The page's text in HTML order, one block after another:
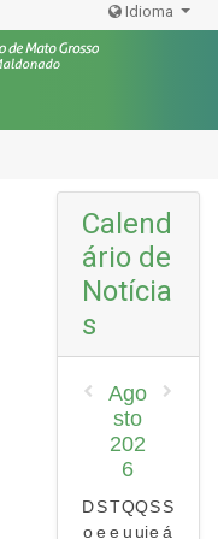
Idioma
Calend
ário de
Notícia
s
Ago
sto
202
6
D
o
S
e
T
e
Q
u
Q
ui
S
e
S
á